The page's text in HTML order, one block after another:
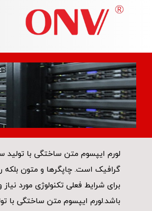
قفسه هنرها
لورم ایپسوم متن ساختگی با تولید
گرافیک است. چاپگرها و متون بلکه
برای شرایط فعلی تکنولوژی مورد
باشد.لورم ایپسوم متن ساختگی با